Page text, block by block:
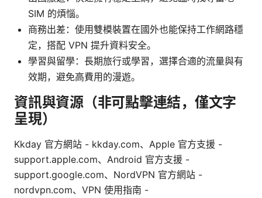
SIM 的煩惱。
商務出差：使用雙模裝置在國外也能保持工作網路穩
定，搭配 VPN 提升資料安全。
學習與留學：長期旅行或學習，選擇合適的流量與有
效期，避免高費用的漫遊。
資訊與資源（非可點擊連結，僅文字
呈現）
Kkday 官方網站 - kkday.com、Apple 官方支援 -
support.apple.com、Android 官方支援 -
support.google.com、NordVPN 官方網站 -
nordvpn.com、VPN 使用指南 -